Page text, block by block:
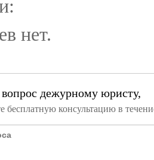
нет.
вопрос дежурному юристу,
бесплатную консультацию в